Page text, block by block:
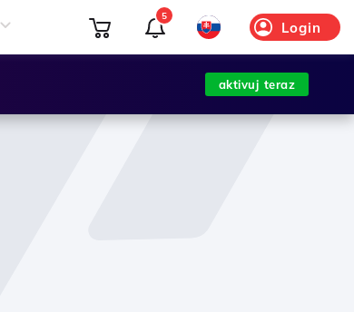
Login
5
aktivuj teraz